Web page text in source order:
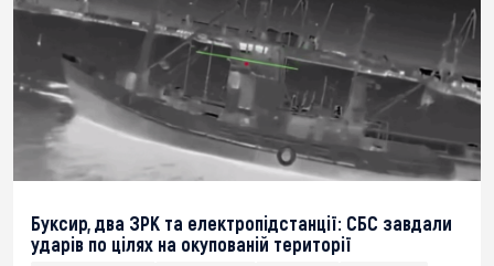
Буксир, два ЗРК та електропідстанції: СБС завдали
ударів по цілях на окупованій території